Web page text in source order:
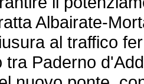
Albairate-
al traffico
tra Paderno